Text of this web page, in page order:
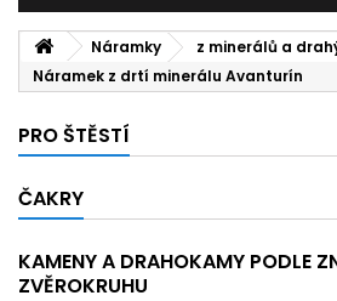
Náramky
z minerálů a
Náramek z drtí minerálu Avanturín
PRO ŠTĚSTÍ
ČAKRY
KAMENY A DRAHOKAMY PODLE
ZVĚROKRUHU